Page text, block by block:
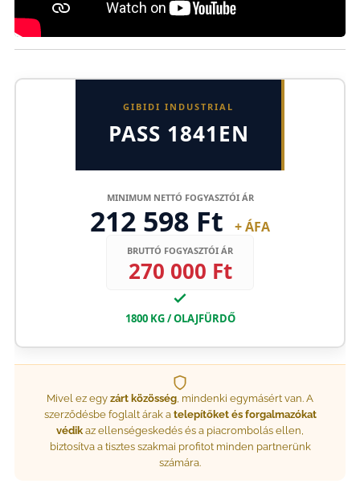
GIBIDI INDUSTRIAL
PASS 1841EN
MINIMUM NETTÓ FOGYASZTÓI ÁR
212 598 Ft + ÁFA
BRUTTÓ FOGYASZTÓI ÁR
270 000 Ft
1800 KG / OLAJFÜRDŐ
Mivel ez egy zárt közösség, mindenki egymásért van. A
szerződésbe foglalt árak a telepítőket és forgalmazókat
védik az ellenségeskedés és a piacrombolás ellen,
biztosítva a tisztes szakmai profitot minden partnerünk
számára.